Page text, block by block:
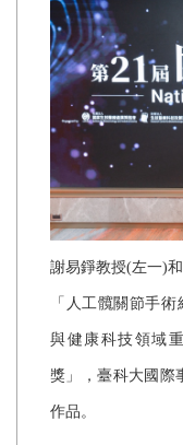
謝易錚教授(左一)
「人工髖關節手
與健康科技領域
獎」，臺科大國際
作品。